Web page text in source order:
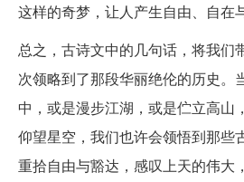
这样的奇梦，让人产生自由、自在
总之，古诗文中的几句话，将我们
次领略到了那段华丽绝伦的历史。
中，或是漫步江湖，或是伫立高山
仰望星空，我们也许会领悟到那些
重拾自由与豁达，感叹上天的伟大